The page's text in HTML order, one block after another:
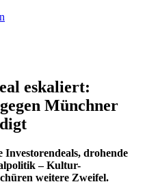
eskaliert:
Münchner
drohende
– Kultur-
weitere Zweifel.